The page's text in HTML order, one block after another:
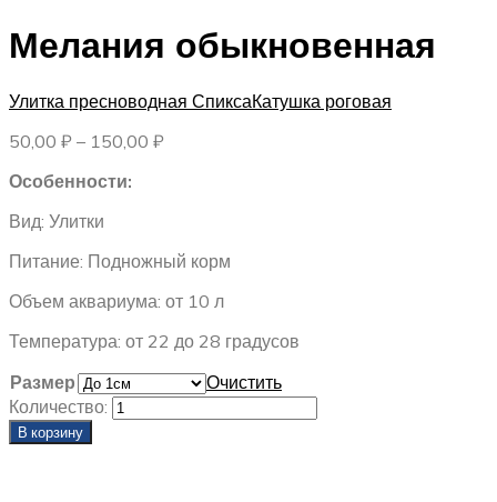
Мелания обыкновенная
Улитка пресноводная СпиксаКатушка роговая
50,00 ₽ – 150,00 ₽
Особенности:
Вид: Улитки
Питание: Подножный корм
Объем аквариума: от 10 л
Температура: от 22 до 28 градусов
Размер
Очистить
Количество:
В корзину